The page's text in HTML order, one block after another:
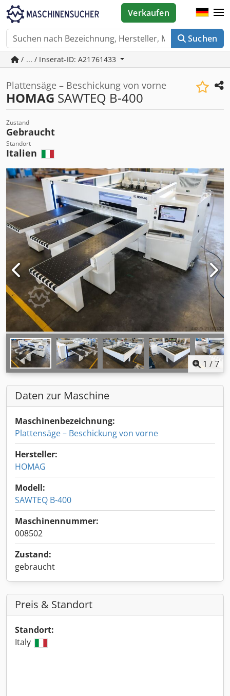
Suchen
Verkaufen
/ ... / Inserat-ID: A21761433
Plattensäge – Beschickung von vorne
HOMAG SAWTEQ B-400
Zustand
Gebraucht
Standort
Italien
1 /7
Daten zur Maschine
Maschinenbezeichnung:
Plattensäge – Beschickung von vorne
Hersteller:
HOMAG
Modell:
SAWTEQ B-400
Maschinennummer:
008502
Zustand:
gebraucht
Preis & Standort
Standort:
Italy